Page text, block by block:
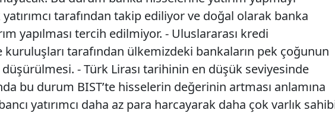
tarafından takip ediliyor ve doğal olarak banka
yapılması tercih edilmiyor. - Uluslararası kredi
tarafından ülkemizdeki bankaların pek çoğunun
düşürülmesi. - Türk Lirası tarihinin en düşük seviyesinde
bu durum BIST’te hisselerin değerinin artması anlamına
yatırımcı daha az para harcayarak daha çok varlık